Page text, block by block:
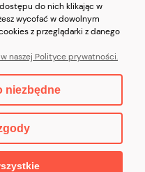
plików cookies
serwisukristorebki.pl
strony
Shoper.pl
do nich klikając w
wycofać w dowolnym
z przeglądarki z danego
naszej Polityce prywatności.
niezbędne